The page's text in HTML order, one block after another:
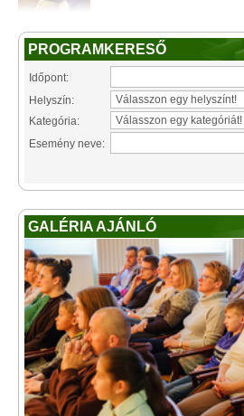
PROGRAMKERESŐ
Időpont:
Helyszín:
Kategória:
Esemény neve:
GALÉRIA AJÁNLÓ